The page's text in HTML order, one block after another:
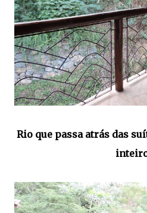
Rio que passa atrás das